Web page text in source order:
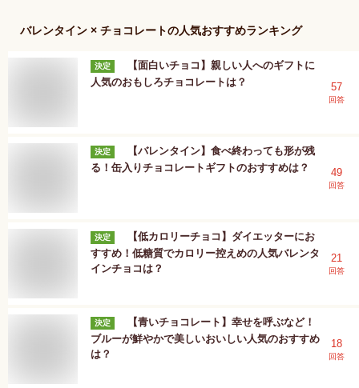
バレンタイン × チョコレートの人気おすすめランキング
決定
【面白いチョコ】親しい人へのギフトに
人気のおもしろチョコレートは？
57
回答
決定
【バレンタイン】食べ終わっても形が残
る！缶入りチョコレートギフトのおすすめは？
49
回答
決定
【低カロリーチョコ】ダイエッターにお
すすめ！低糖質でカロリー控えめの人気バレンタ
インチョコは？
21
回答
決定
【青いチョコレート】幸せを呼ぶなど！
ブルーが鮮やかで美しいおいしい人気のおすすめ
は？
18
回答